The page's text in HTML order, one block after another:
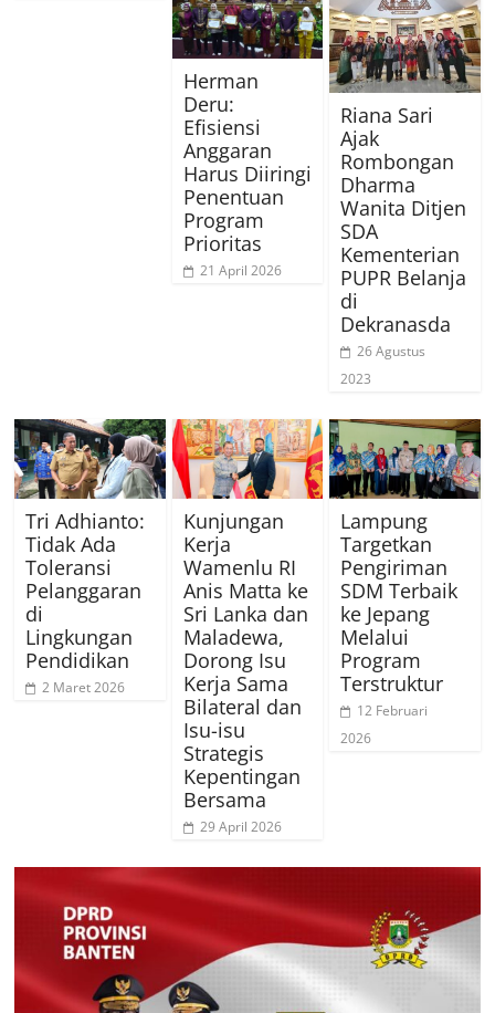
Herman
Deru:
Efisiensi
Anggaran
Harus Diiringi
Penentuan
Program
Prioritas
21 April 2026
Riana Sari
Ajak
Rombongan
Dharma
Wanita Ditjen
SDA
Kementerian
PUPR Belanja
di
Dekranasda
26 Agustus
2023
Tri Adhianto:
Tidak Ada
Toleransi
Pelanggaran
di
Lingkungan
Pendidikan
2 Maret 2026
Kunjungan
Kerja
Wamenlu RI
Anis Matta ke
Sri Lanka dan
Maladewa,
Dorong Isu
Kerja Sama
Bilateral dan
Isu-isu
Strategis
Kepentingan
Bersama
29 April 2026
Lampung
Targetkan
Pengiriman
SDM Terbaik
ke Jepang
Melalui
Program
Terstruktur
12 Februari
2026